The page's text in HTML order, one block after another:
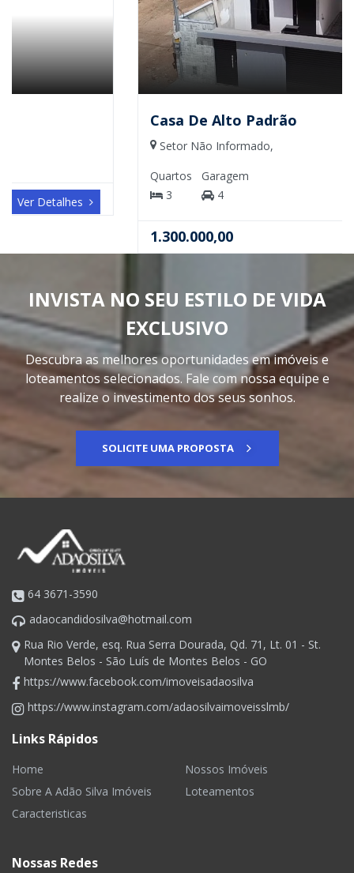
Casa De Alto Padrão
Setor Não Informado,
3
INVISTA NO SEU ESTILO DE VIDA
EXCLUSIVO
Descubra as melhores oportunidades em imóveis e
loteamentos selecionados. Fale com nossa equipe e
realize o investimento dos seus sonhos.
SOLICITE UMA PROPOSTA
64 3671-3590
adaocandidosilva@hotmail.com
Rua Rio Verde, esq. Rua Serra Dourada, Qd. 71, Lt. 01 - St.
Montes Belos - São Luís de Montes Belos - GO
https://www.facebook.com/imoveisadaosilva
https://www.instagram.com/adaosilvaimoveisslmb/
Links Rápidos
Home
Sobre A Adão Silva Imóveis
Caracteristicas
Nossos Imóveis
Loteamentos
Nossas Redes